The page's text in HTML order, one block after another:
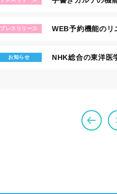
プレスリリース WEB予約機能のリ
お知らせ NHK総合の東洋医